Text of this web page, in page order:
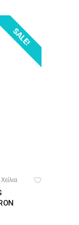
SALE!
Χείλια